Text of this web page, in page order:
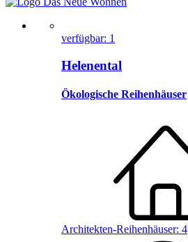
verfügbar: 1
Helenental
Ökologische Reihenhäuser
Architekten-Reihenhäuser: 4